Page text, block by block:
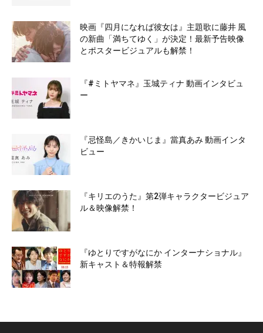
映画『四月になれば彼女は』主題歌に藤井 風
の新曲「満ちてゆく」が決定！最新予告映像
とポスタービジュアルも解禁！
『#ミトヤマネ』玉城ティナ 動画インタビュ
ー
『忌怪島／きかいじま』當真あみ 動画インタ
ビュー
『キリエのうた』第2弾キャラクタービジュア
ル＆映像解禁！
『ゆとりですがなにか インターナショナル』
新キャスト＆特報解禁